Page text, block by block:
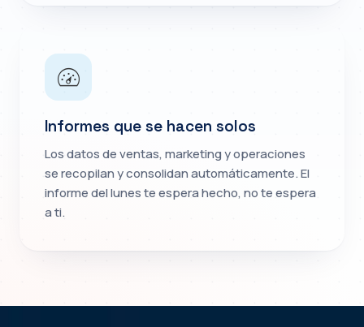
Informes que se hacen solos
Los datos de ventas, marketing y operaciones
se recopilan y consolidan automáticamente. El
informe del lunes te espera hecho, no te espera
a ti.